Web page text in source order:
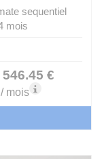
sequentiel
mois
546.45 €
/ mois